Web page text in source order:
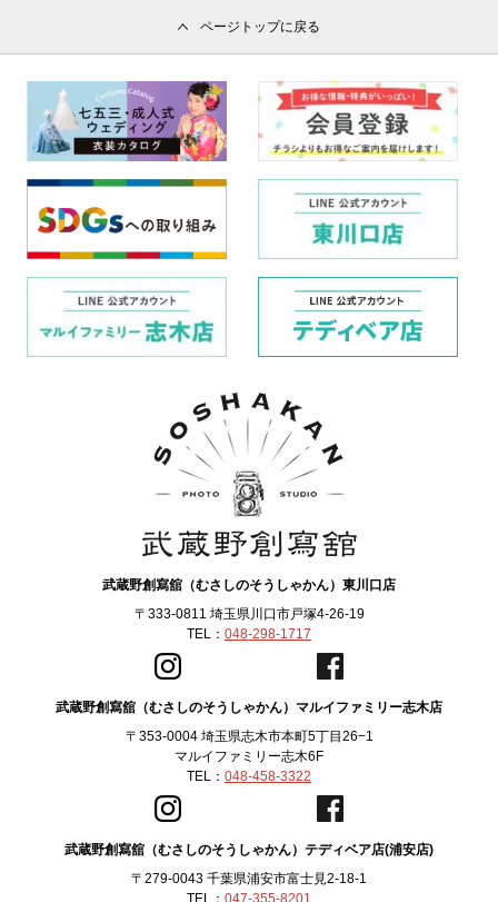
ページトップに戻る
武蔵野創寫舘（むさしのそうしゃかん）東川口店
〒333-0811 埼玉県川口市戸塚4-26-19
TEL： 048-298-1717
武蔵野創寫舘（むさしのそうしゃかん）マルイファミリー志木店
〒353-0004 埼玉県志木市本町5丁目26−1
マルイファミリー志木6F
TEL： 048-458-3322
武蔵野創寫舘（むさしのそうしゃかん）テディベア店(浦安店)
〒279-0043 千葉県浦安市富士見2-18-1